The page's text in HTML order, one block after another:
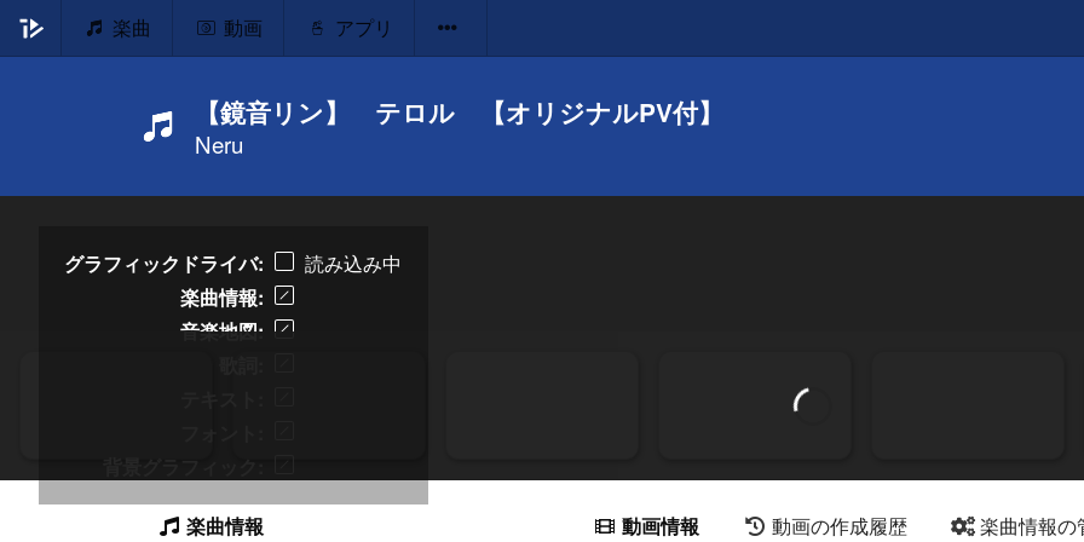
楽曲 動画 アプリ
【鏡音リン】 テロル 【オリジナルPV付】
Neru
グラフィックドライバ
読み込み中
楽曲情報
音楽地図
楽曲情報 動画情報 動画の作成履歴 楽曲情報の